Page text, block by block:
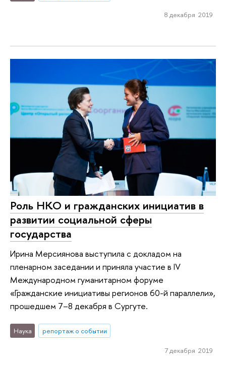
8 декабря 2019
Роль НКО и гражданских инициатив в
развитии социальной сферы
государства
Ирина Мерсиянова выступила с докладом на
пленарном заседании и приняла участие в IV
Международном гуманитарном форуме
«Гражданские инициативы регионов 60-й параллели»,
прошедшем 7–8 декабря в Сургуте.
Наука репортаж о событии
7 декабря 2019